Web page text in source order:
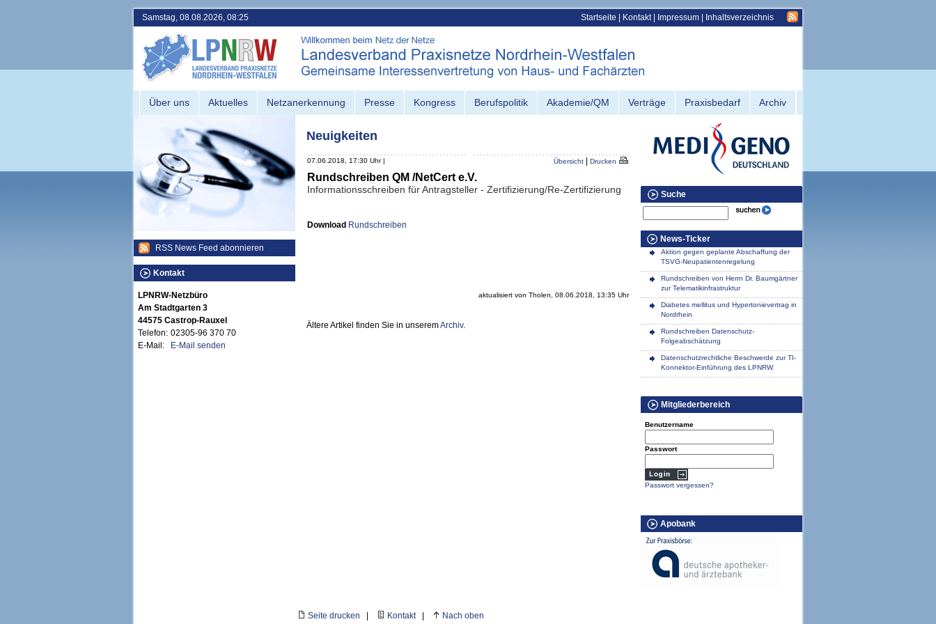
Samstag, 08.08.2026, 08:25 Startseite Kontakt| Impressum Inhaltsverzeichnis
Über uns Aktuelles Netzanerkennung Presse Kongress Berufspolitik Akademie/QM Verträge Praxisbedarf Archiv
RSS News Feed abonnieren
Kontakt
LPNRW-Netzbüro
Am Stadtgarten 3
44575 Castrop-Rauxel
Telefon: 02305-96 370 70
E-Mail:
E-Mail senden
Neuigkeiten
07.06.2018, 17:30 Uhr | Übersicht Drucken
Rundschreiben QM /NetCert e.V.
Informationsschreiben für Antragsteller - Zertifizierung/Re-Zertifizierung
Download Rundschreiben
aktualisiert von Tholen, 08.06.2018, 13:35 Uhr
Ältere Artikel finden Sie in unseremArchiv.
Suche
News-Ticker
Aktion gegen geplante Abschaffung der
TSVG-Neupatientenregelung
Rundschreiben von Herrn Dr. Baumgärtner
zur Telematikinfrastruktur
Diabetes mellitus und Hypertonievertrag in
Nordrhein
Rundschreiben Datenschutz-
Folgeabschätzung
Datenschutzrechtliche Beschwerde zur TI-
Konnektor-Einführung des LPNRW
Mitgliederbereich
Benutzername
Passwort
Passwort vergessen?
Apobank
Seite drucken Kontakt| Nach oben